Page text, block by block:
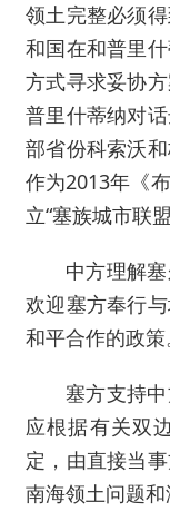
领土完整必须
和国在和普里
方式寻求妥协
普里什蒂纳对
部省份科索沃
作为2013年《
立“塞族城市联
中方理解
欢迎塞方奉行
和平合作的政策
塞方支持
应根据有关双
定，由直接当
南海领土问题和